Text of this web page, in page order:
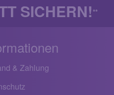
SICHERN! **
& Zahlung